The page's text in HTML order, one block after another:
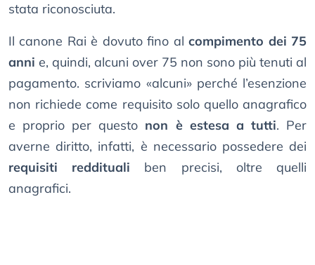
stata riconosciuta.
Il canone Rai è dovuto fino alcompimento dei 75
anni e, quindi, alcuni over 75 non sono più tenuti al
pagamento. scriviamo «alcuni» perché l’esenzione
non richiede come requisito solo quello anagrafico
e proprio per questo non è estesa a tutti. Per
averne diritto, infatti, è necessario possedere dei
requisiti reddituali ben precisi, oltre quelli
anagrafici.